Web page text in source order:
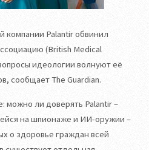
компании Palantir обвинил
(British Medical
идеологии волнуют её
сообщает The Guardian.
можно ли доверять Palantir –
на шпионаже и ИИ-оружии –
о здоровье граждан всей